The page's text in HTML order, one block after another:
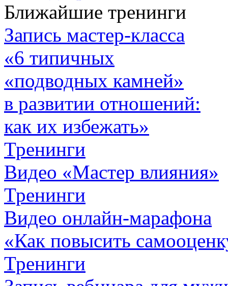
Ближайшие тренинги
Запись мастер-класса
«6 типичных
«подводных камней»
в развитии отношений:
как их избежать»
Тренинги
Видео «Мастер влияния»
Тренинги
Видео онлайн-марафона
«Как повысить
Тренинги